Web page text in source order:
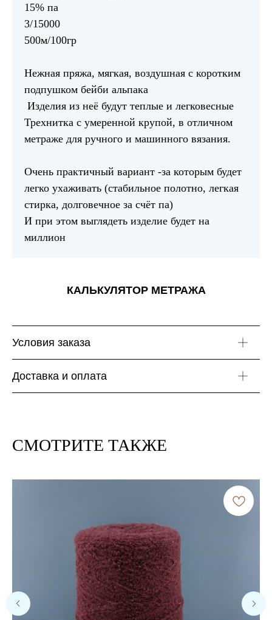
15% па
3/15000
500м/100гр
Нежная пряжа, мягкая, воздушная с коротким
подпушком бейби альпака
Изделия из неё будут теплые и легковесные
Трехнитка с умеренной крупой, в отличном
метраже для ручного и машинного вязания.
Очень практичный вариант -за которым будет
легко ухаживать (стабильное полотно, легкая
стирка, долговечное за счёт па)
И при этом выглядеть изделие будет на
миллион
КАЛЬКУЛЯТОР МЕТРАЖА
Условия заказа
Доставка и оплата
СМОТРИТЕ ТАКЖЕ